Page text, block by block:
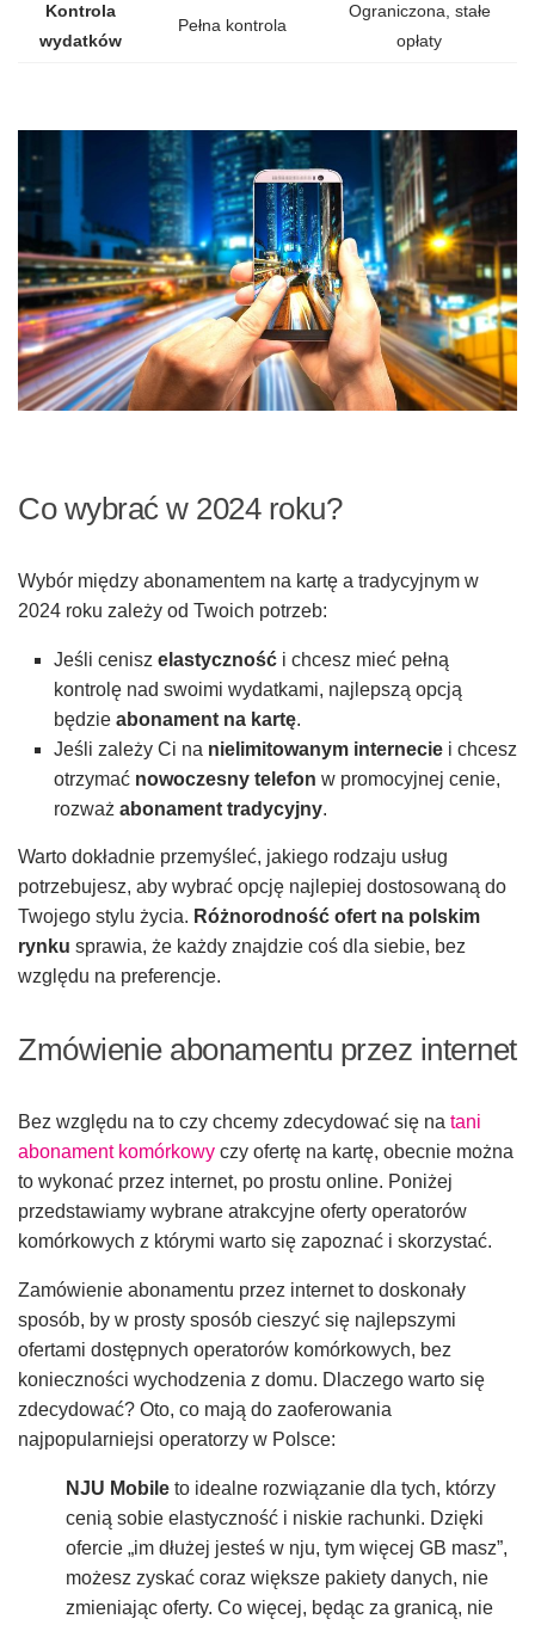
Kontrola
wydatków
Pełna kontrola
Ograniczona, stałe
opłaty
Co wybrać w 2024 roku?
Wybór między abonamentem na kartę a tradycyjnym w
2024 roku zależy od Twoich potrzeb:
Jeśli cenisz elastyczność i chcesz mieć pełną
kontrolę nad swoimi wydatkami, najlepszą opcją
będzie abonament na kartę.
Jeśli zależy Ci na nielimitowanym internecie i chcesz
otrzymać nowoczesny telefon w promocyjnej cenie,
rozważ abonament tradycyjny.
Warto dokładnie przemyśleć, jakiego rodzaju usług
potrzebujesz, aby wybrać opcję najlepiej dostosowaną do
Twojego stylu życia. Różnorodność ofert na polskim
rynku sprawia, że każdy znajdzie coś dla siebie, bez
względu na preferencje.
Zmówienie abonamentu przez internet
Bez względu na to czy chcemy zdecydować się na tani
abonament komórkowy czy ofertę na kartę, obecnie można
to wykonać przez internet, po prostu online. Poniżej
przedstawiamy wybrane atrakcyjne oferty operatorów
komórkowych z którymi warto się zapoznać i skorzystać.
Zamówienie abonamentu przez internet to doskonały
sposób, by w prosty sposób cieszyć się najlepszymi
ofertami dostępnych operatorów komórkowych, bez
konieczności wychodzenia z domu. Dlaczego warto się
zdecydować? Oto, co mają do zaoferowania
najpopularniejsi operatorzy w Polsce:
NJU Mobile to idealne rozwiązanie dla tych, którzy
cenią sobie elastyczność i niskie rachunki. Dzięki
ofercie „im dłużej jesteś w nju, tym więcej GB masz”,
możesz zyskać coraz większe pakiety danych, nie
zmieniając oferty. Co więcej, będąc za granicą, nie